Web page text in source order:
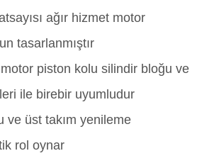
ağır hizmet motor
tasarlanmıştır
piston kolu silindir bloğu ve
ile birebir uyumludur
ve üst takım yenileme
rol oynar